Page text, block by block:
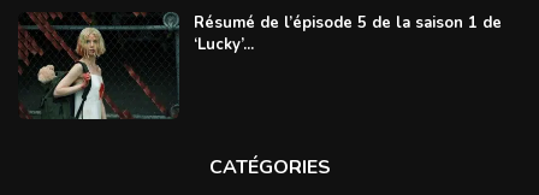
Résumé de l’épisode 5 de la saison 1 de
‘Lucky’...
CATÉGORIES